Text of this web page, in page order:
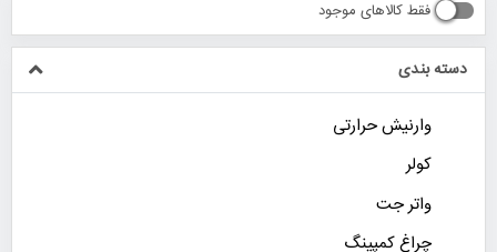
فقط کالاهای موجود
دسته بندی
وارنیش حرارتی
کولر
واتر جت
چراغ کمپینگ